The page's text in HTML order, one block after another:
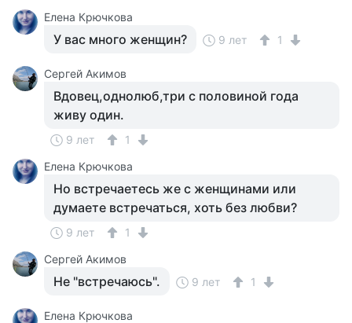
Елена Крючкова
У вас много женщин? 9 лет 1
Сергей Акимов
Вдовец,однолюб,три с половиной года
живу один.
9 лет
1
Елена Крючкова
Но встречаетесь же с женщинами или
думаете встречаться, хоть без любви?
9 лет
1
Сергей Акимов
Не "встречаюсь". 9 лет 1
Елена Крючкова